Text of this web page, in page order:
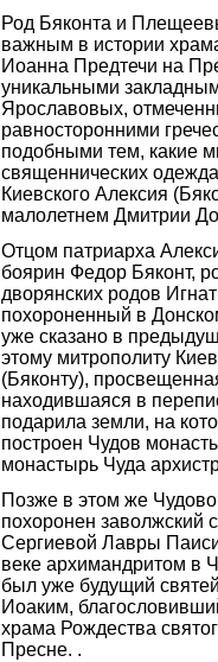
Род Бяконта и
важным в истории
Иоанна Предтечи на
уникальными
Ярославовых,
равносторонними
подобными тем, какие
священнических
Киевского Алексия
малолетнем Дмитрии
Отцом патриарха
боярин Федор Бяконт,
дворянских родов
похороненный в
уже сказано в
этому митрополиту
(Бяконту),
находившаяся в
подарила земли, на
построен Чудов
монастырь Чуда
Позже в этом же
похоронен заволжский
Сергиевой Лавры
веке архимандритом в
был уже будущий
Иоаким,
храма Рождества
Пресне. .